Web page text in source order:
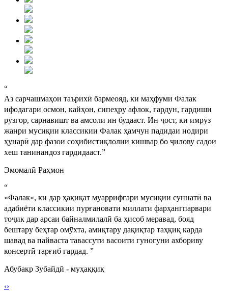
“
Аз сарчашмаҳои таърихӣ бармеояд, ки маҳфуми Фалак
ифодагари осмон, кайҳон, сипеҳру афлок, гардун, гардиши
рӯзгор, сарнавишт ва амсоли ин будааст. Ин ҷост, ки имрӯз
жанри мусиқии классикии Фалак ҳамчун падидаи нодири
ҳунарӣ дар фазои соҳибистиқлолии кишвар бо ҷилову садои
хеш танинандоз гардидааст.”
Эмомалӣ Раҳмон
“
«Фалак», ки дар ҳақиқат муаррифгари мусиқии суннатӣ ва
адабиёти классикии пурғановати миллати фарҳангпарвари
тоҷик дар арсаи байналмилалӣ ба ҳисоб меравад, бояд
бештару беҳтар омӯхта, амиқтару дақиқтар таҳқиқ карда
шавад ва пайваста тавассути васоити гуногуни ахбориву
консертӣ тарғиб гардад. ”
Абубакр Зубайдӣ - муҳаққиқ
‹›